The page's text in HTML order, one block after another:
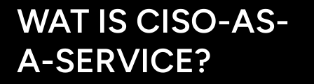
WAT IS CISO-AS-
A-SERVICE?